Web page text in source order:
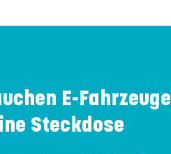
E-Fahrzeuge
Steckdose